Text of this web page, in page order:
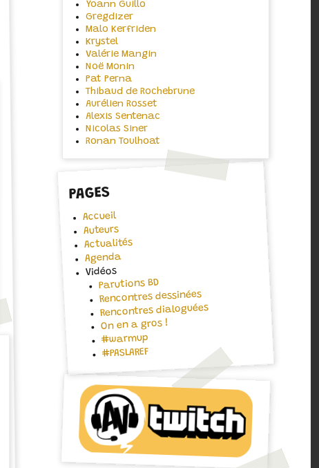
Yoann Guillo
Gregdizer
Malo Kerfriden
Krystel
Valérie Mangin
Noë Monin
Pat Perna
Thibaud de Rochebrune
Aurélien Rosset
Alexis Sentenac
Nicolas Siner
Ronan Toulhoat
PAGES
Accueil
Auteurs
Actualités
Agenda
Vidéos
Parutions BD
Rencontres dessinées
Rencontres dialoguées
On en a gros !
#warmup
#PASLAREF